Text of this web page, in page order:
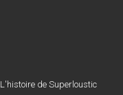
L'histoire de Superloustic